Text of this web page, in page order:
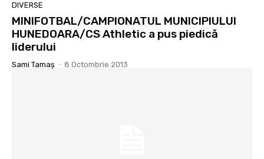
DIVERSE
MINIFOTBAL/CAMPIONATUL MUNICIPIULUI
HUNEDOARA/CS Athletic a pus piedică
liderului
Sami Tamaş - 8 Octombrie 2013